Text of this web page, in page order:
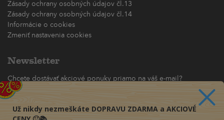
Zásady ochrany osobných údajov čl.13
Zásady ochrany osobných údajov čl.14
Informácie o cookies
Zmeniť nastavenia cookies
Newsletter
Chcete dostávať akciové ponuky priamo na váš e-mail?
(maximálne jedna e-mailová správa za týždeň)
Odoberať
Už nikdy nezmeškáte DOPRAVU ZDARMA a AKCIOVÉ